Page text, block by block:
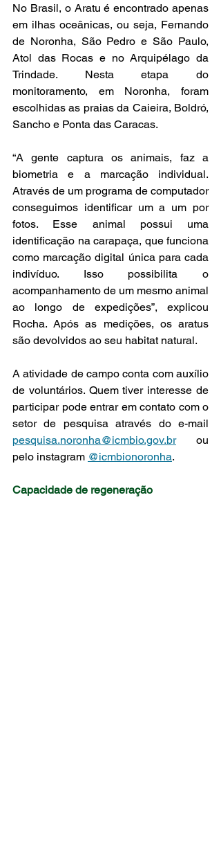
No Brasil, o Aratu é encontrado apenas
em ilhas oceânicas, ou seja, Fernando
de Noronha, São Pedro e São Paulo,
Atol das Rocas e no Arquipélago da
Trindade. Nesta etapa do
monitoramento, em Noronha, foram
escolhidas as praias da Caieira, Boldró,
Sancho e Ponta das Caracas.
“A gente captura os animais, faz a
biometria e a marcação individual.
Através de um programa de computador
conseguimos identificar um a um por
fotos. Esse animal possui uma
identificação na carapaça, que funciona
como marcação digital única para cada
indivíduo. Isso possibilita o
acompanhamento de um mesmo animal
ao longo de expedições”, explicou
Rocha. Após as medições, os aratus
são devolvidos ao seu habitat natural.
A atividade de campo conta com auxílio
de voluntários. Quem tiver interesse de
participar pode entrar em contato com o
pesquisa.noronha@icmbio.gov.br ou
pelo instagram @icmbionoronha.
Capacidade de regeneração